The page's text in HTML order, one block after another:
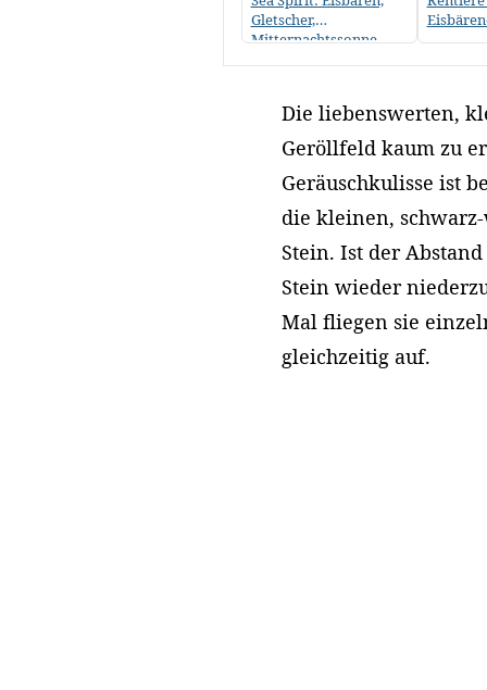
Gletscher,
Mitternachtssonne
Die liebenswerten,
Geröllfeld kaum zu
Geräuschkulisse ist
die kleinen,
Stein. Ist der
Stein wieder
Mal fliegen sie
gleichzeitig auf.